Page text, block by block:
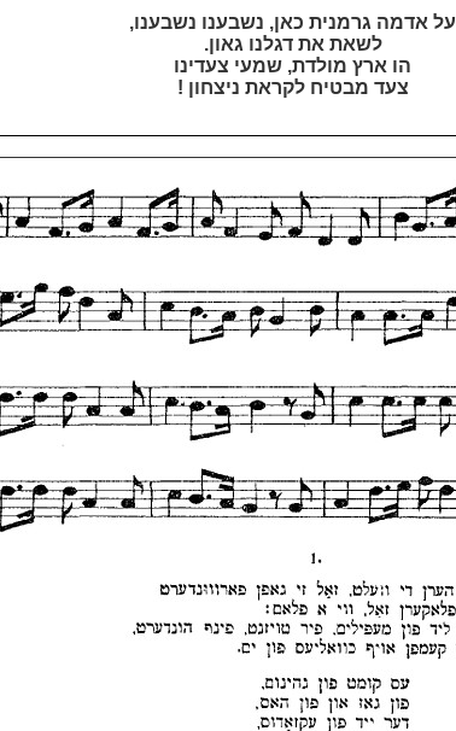
על אדמה גרמנית כאן, נשבענו נשבענו,
לשאת את דגלנו גאון.
הו ארץ מולדת, שמעי צעדינו
צעד מבטיח לקראת ניצחון !